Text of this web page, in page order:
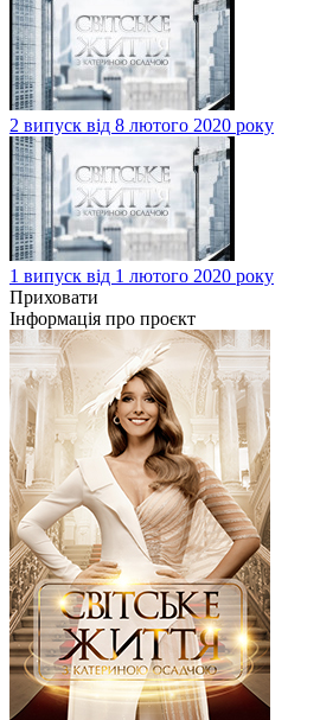
2 випуск від 8 лютого 2020 року
1 випуск від 1 лютого 2020 року
Приховати
Інформація про проєкт